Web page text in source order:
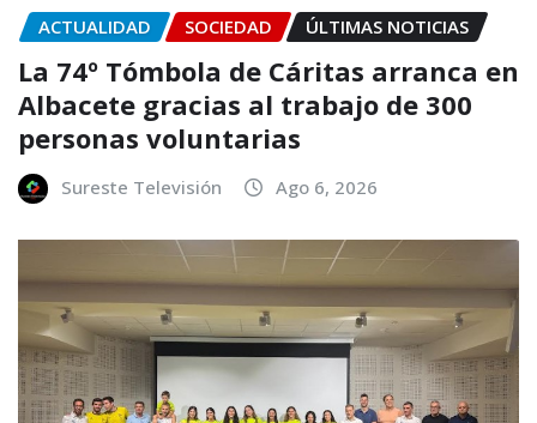
ACTUALIDAD SOCIEDAD ÚLTIMAS NOTICIAS
La 74º Tómbola de Cáritas arranca en
Albacete gracias al trabajo de 300
personas voluntarias
Sureste Televisión Ago 6, 2026